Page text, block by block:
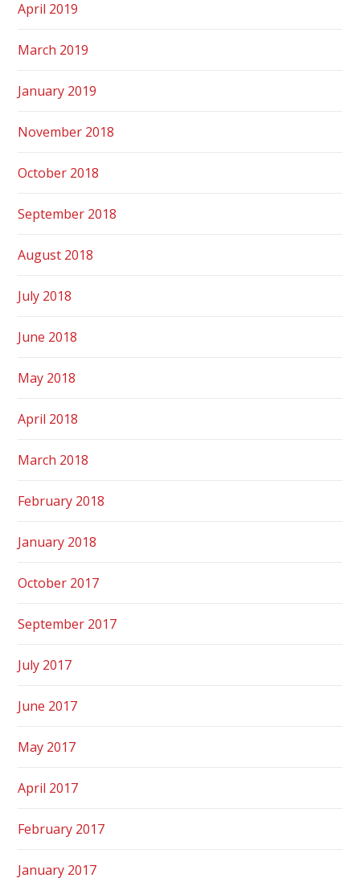
April 2019
March 2019
January 2019
November 2018
October 2018
September 2018
August 2018
July 2018
June 2018
May 2018
April 2018
March 2018
February 2018
January 2018
October 2017
September 2017
July 2017
June 2017
May 2017
April 2017
February 2017
January 2017